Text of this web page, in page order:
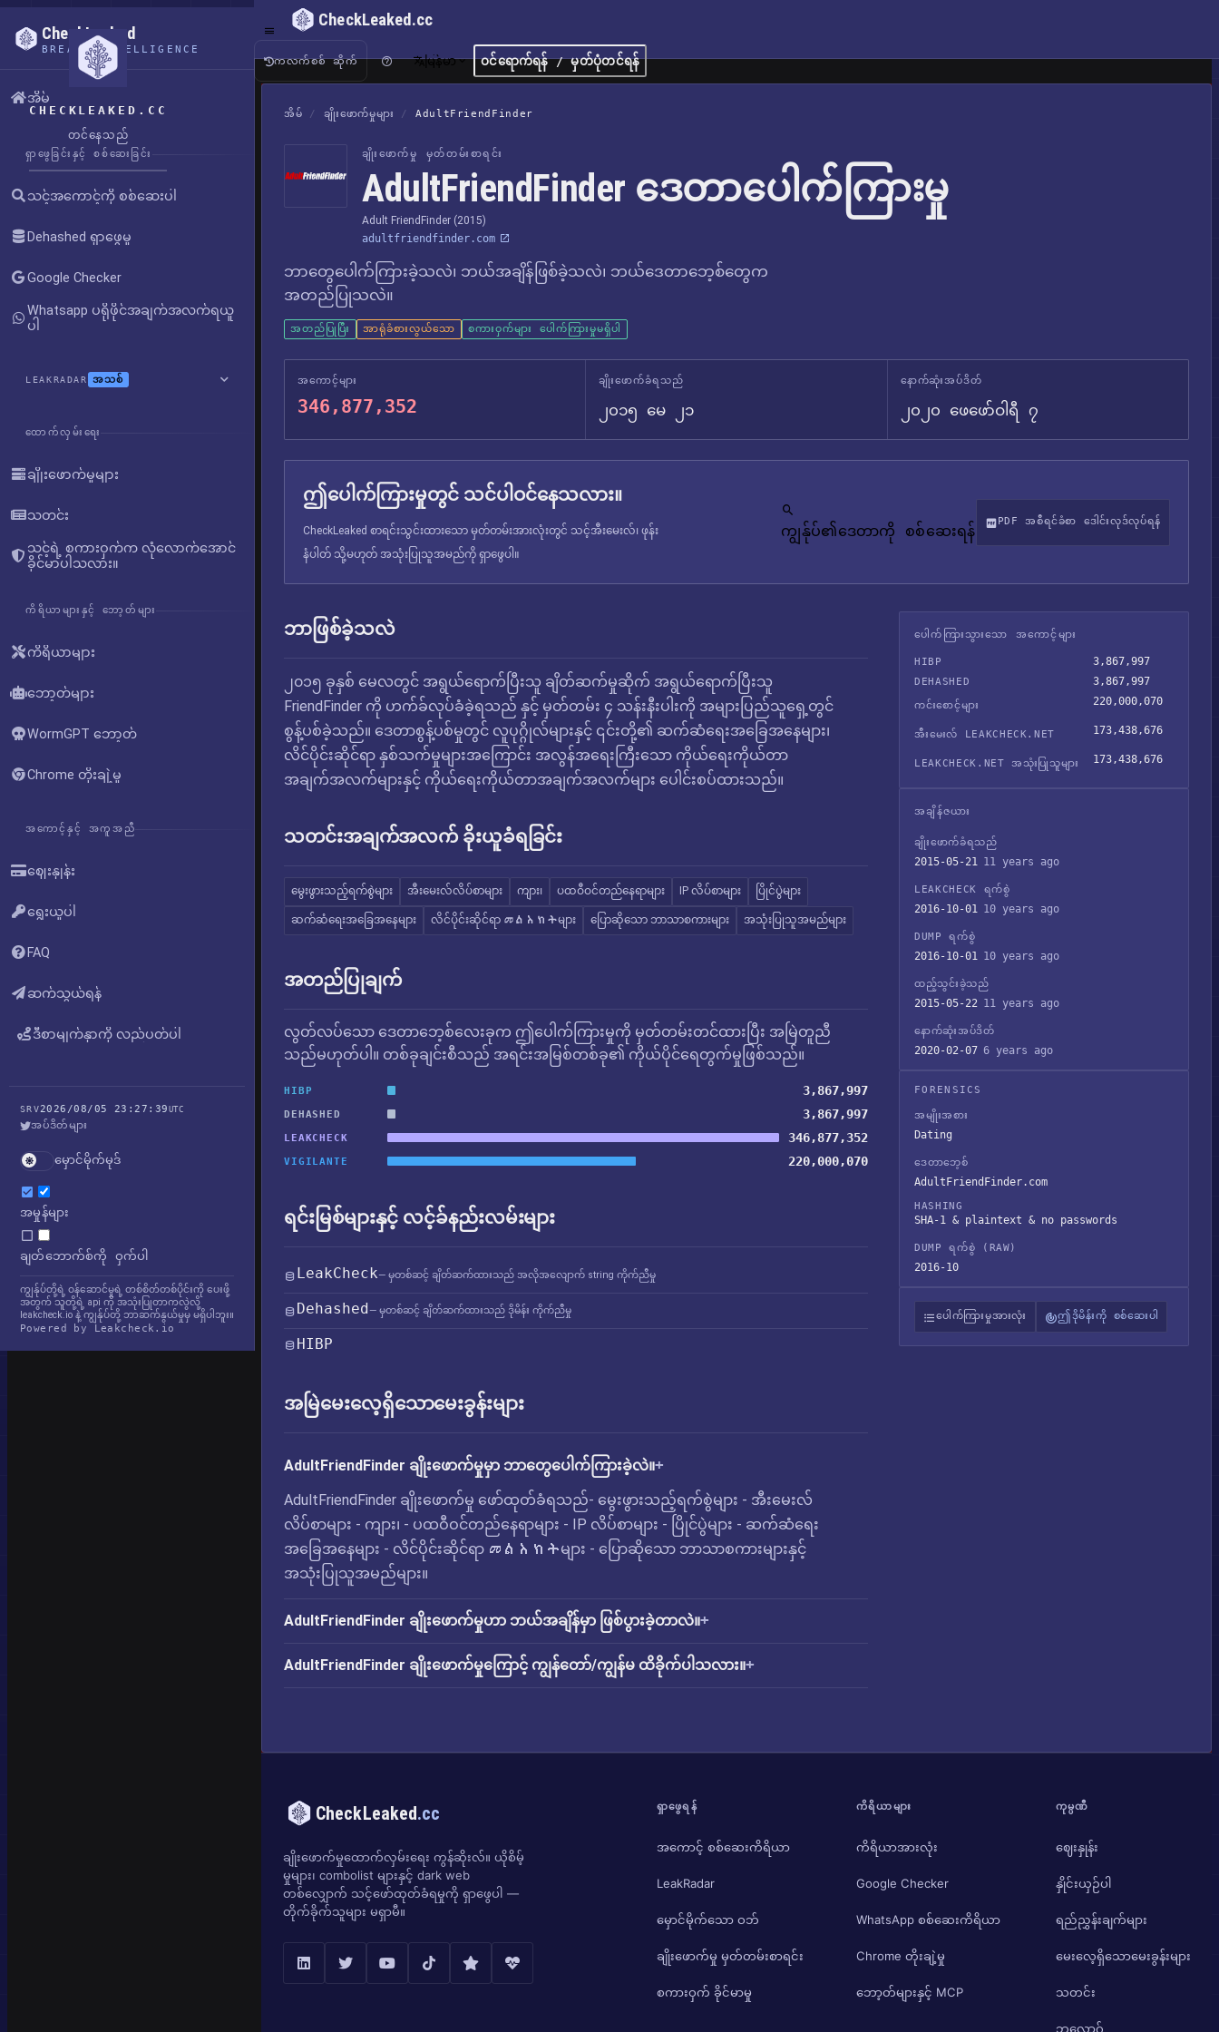
CHECKLEAKED.CC
တင်နေသည်
CheckLeaked
BREACH INTELLIGENCE
အိမ်
ရှာဖွေခြင်းနှင့် စစ်ဆေးခြင်း
သင့်အကောင့်ကို စစ်ဆေးပါ
Dehashed ရှာဖွေမှု
Google Checker
Whatsapp ပရိုဖိုင်အချက်အလက်ရယူ
ပါ
LEAKRADAR အသစ်
ထောက်လှမ်းရေး
ချိုးဖောက်မှုများ
သတင်း
သင့်ရဲ့ စကားဝှက်က လုံလောက်အောင်
ခိုင်မာပါသလား။
ကိရိယာများနှင့် ဘော့တ်များ
ကိရိယာများ
ဘော့တ်များ
WormGPT ဘော့တ်
Chrome တိုးချဲ့မှု
အကောင့်နှင့် အကူအညီ
ဈေးနှုန်း
ရွေးယူပါ
FAQ
ဆက်သွယ်ရန်
ဒီစာမျက်နှာကို လည်ပတ်ပါ
SRV2026/08/05 23:27:39UTC
အပ်ဒိတ်များ
မှောင်မိုက်မုဒ်
အမှုန်များ
ချတ်ဘောက်စ်ကို ဝှက်ပါ
ကျွန်ုပ်တို့ရဲ့ ဝန်ဆောင်မှုရဲ့ တစ်စိတ်တစ်ပိုင်းကို ပေးဖို့
အတွက် သူတို့ရဲ့ api ကို အသုံးပြုတာကလွဲလို့
leakcheck.io နဲ့ ကျွန်ုပ်တို့ ဘာဆက်နွယ်မှုမှ မရှိပါဘူး။
Powered by Leakcheck.io
CheckLeaked.cc
ကလက်စစ် ဆိုက် မြန်မာ ဝင်ရောက်ရန် / မှတ်ပုံတင်ရန်
အိမ် / ချိုးဖောက်မှုများ / AdultFriendFinder
ချိုးဖောက်မှု မှတ်တမ်းစာရင်း
AdultFriendFinder ဒေတာပေါက်ကြားမှု
Adult FriendFinder (2015)
adultfriendfinder.com
ဘာတွေပေါက်ကြားခဲ့သလဲ၊ ဘယ်အချိန်ဖြစ်ခဲ့သလဲ၊ ဘယ်ဒေတာဘေ့စ်တွေက
အတည်ပြုသလဲ။
အတည်ပြုပြီး အာရုံခံစားလွယ်သော စကားဝှက်များ ပေါက်ကြားမှုမရှိပါ
အကောင့်များ
346,877,352
ချိုးဖောက်ခံရသည်
၂၀၁၅ မေ ၂၁
နောက်ဆုံးအပ်ဒိတ်
၂၀၂၀ ဖေဖော်ဝါရီ ၇
ဤပေါက်ကြားမှုတွင် သင်ပါဝင်နေသလား။
CheckLeaked စာရင်းသွင်းထားသော မှတ်တမ်းအားလုံးတွင် သင့်အီးမေးလ်၊ ဖုန်း
နံပါတ် သို့မဟုတ် အသုံးပြုသူအမည်ကို ရှာဖွေပါ။
ကျွန်ုပ်၏ဒေတာကို စစ်ဆေးရန်
PDF အစီရင်ခံစာ ဒေါင်းလုဒ်လုပ်ရန်
ဘာဖြစ်ခဲ့သလဲ
၂၀၁၅ ခုနှစ် မေလတွင် အရွယ်ရောက်ပြီးသူ ချိတ်ဆက်မှုဆိုက် အရွယ်ရောက်ပြီးသူ
FriendFinder ကို ဟက်ခ်လုပ်ခံခဲ့ရသည် နှင့် မှတ်တမ်း ၄ သန်းနီးပါးကို အများပြည်သူရှေ့တွင်
စွန့်ပစ်ခဲ့သည်။ ဒေတာစွန့်ပစ်မှုတွင် လူပုဂ္ဂိုလ်များနှင့် ၎င်းတို့၏ ဆက်ဆံရေးအခြေအနေများ၊
လိင်ပိုင်းဆိုင်ရာ နှစ်သက်မှုများအကြောင်း အလွန်အရေးကြီးသော ကိုယ်ရေးကိုယ်တာ
အချက်အလက်များနှင့် ကိုယ်ရေးကိုယ်တာအချက်အလက်များ ပေါင်းစပ်ထားသည်။
သတင်းအချက်အလက် ခိုးယူခံရခြင်း
မွေးဖွားသည့်ရက်စွဲများ အီးမေးလ်လိပ်စာများ ကျား၊ ပထဝီဝင်တည်နေရာများ IP လိပ်စာများ ပြိုင်ပွဲများ
ဆက်ဆံရေးအခြေအနေများ လိင်ပိုင်းဆိုင်ရာ መልእክትများ ပြောဆိုသော ဘာသာစကားများ အသုံးပြုသူအမည်များ
အတည်ပြုချက်
လွတ်လပ်သော ဒေတာဘေ့စ်လေးခုက ဤပေါက်ကြားမှုကို မှတ်တမ်းတင်ထားပြီး အမြဲတူညီ
သည်မဟုတ်ပါ။ တစ်ခုချင်းစီသည် အရင်းအမြစ်တစ်ခု၏ ကိုယ်ပိုင်ရေတွက်မှုဖြစ်သည်။
HIBP 3,867,997
DEHASHED 3,867,997
LEAKCHECK 346,877,352
VIGILANTE 220,000,070
ရင်းမြစ်များနှင့် လင့်ခ်နည်းလမ်းများ
LeakCheck— မှတစ်ဆင့် ချိတ်ဆက်ထားသည် အလိုအလျောက် string ကိုက်ညီမှု
Dehashed— မှတစ်ဆင့် ချိတ်ဆက်ထားသည် ဒိုမိန်း ကိုက်ညီမှု
HIBP
အမြဲမေးလေ့ရှိသောမေးခွန်းများ
AdultFriendFinder ချိုးဖောက်မှုမှာ ဘာတွေပေါက်ကြားခဲ့လဲ။
AdultFriendFinder ချိုးဖောက်မှု ဖော်ထုတ်ခံရသည်- မွေးဖွားသည့်ရက်စွဲများ - အီးမေးလ်
လိပ်စာများ - ကျား၊ - ပထဝီဝင်တည်နေရာများ - IP လိပ်စာများ - ပြိုင်ပွဲများ - ဆက်ဆံရေး
အခြေအနေများ - လိင်ပိုင်းဆိုင်ရာ መልእክትများ - ပြောဆိုသော ဘာသာစကားများနှင့်
အသုံးပြုသူအမည်များ။
AdultFriendFinder ချိုးဖောက်မှုဟာ ဘယ်အချိန်မှာ ဖြစ်ပွားခဲ့တာလဲ။
AdultFriendFinder ချိုးဖောက်မှုကြောင့် ကျွန်တော်/ကျွန်မ ထိခိုက်ပါသလား။
ပေါက်ကြားသွားသော အကောင့်များ
HIBP 3,867,997
DEHASHED 3,867,997
ကင်းစောင့်များ 220,000,070
အီးမေးလ် LEAKCHECK.NET 173,438,676
LEAKCHECK.NET အသုံးပြုသူများ 173,438,676
အချိန်ဇယား
ချိုးဖောက်ခံရသည်
2015-05-21 11 years ago
LEAKCHECK ရက်စွဲ
2016-10-01 10 years ago
DUMP ရက်စွဲ
2016-10-01 10 years ago
ထည့်သွင်းခဲ့သည်
2015-05-22 11 years ago
နောက်ဆုံးအပ်ဒိတ်
2020-02-07 6 years ago
FORENSICS
အမျိုးအစား
Dating
ဒေတာဘေ့စ်
AdultFriendFinder.com
HASHING
SHA-1 & plaintext & no passwords
DUMP ရက်စွဲ (RAW)
2016-10
ပေါက်ကြားမှုအားလုံး ဤဒိုမိန်းကို စစ်ဆေးပါ
CheckLeaked.cc
ချိုးဖောက်မှုထောက်လှမ်းရေး ကွန်ဆိုးလ်။ ယိုစိမ့်
မှုများ၊ combolist များနှင့် dark web
တစ်လျှောက် သင့်ဖော်ထုတ်ခံရမှုကို ရှာဖွေပါ —
တိုက်ခိုက်သူများ မရှာမီ။
ရှာဖွေရန်
အကောင့် စစ်ဆေးကိရိယာ
LeakRadar
မှောင်မိုက်သော ဝဘ်
ချိုးဖောက်မှု မှတ်တမ်းစာရင်း
စကားဝှက် ခိုင်မာမှု
ကိရိယာများ
ကိရိယာအားလုံး
Google Checker
WhatsApp စစ်ဆေးကိရိယာ
Chrome တိုးချဲ့မှု
ဘော့တ်များနှင့် MCP
ကုမ္ပဏီ
ဈေးနှုန်း
နှိုင်းယှဉ်ပါ
ရည်ညွှန်းချက်များ
မေးလေ့ရှိသောမေးခွန်းများ
သတင်း
ဘလော့ဂ်